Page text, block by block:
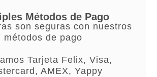
Métodos de Pago
son seguras con nuestros
métodos de pago
Tarjeta Felix, Visa,
AMEX, Yappy